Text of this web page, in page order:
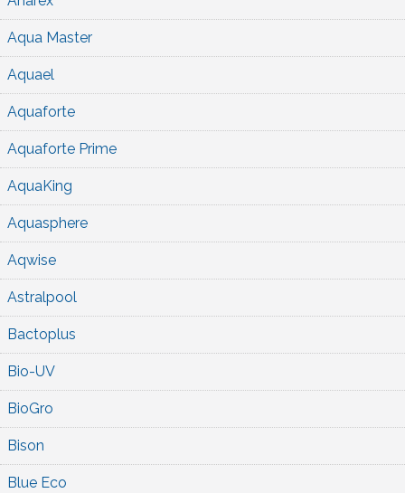
Aqua Master
Aquael
Aquaforte
Aquaforte Prime
AquaKing
Aquasphere
Aqwise
Astralpool
Bactoplus
Bio-UV
BioGro
Bison
Blue Eco